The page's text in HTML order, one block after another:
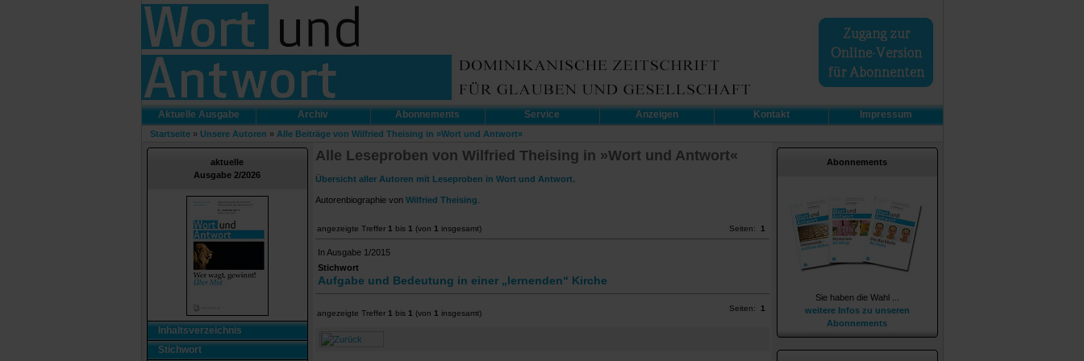
Aktuelle Ausgabe Archiv Abonnements Service Anzeigen Kontakt Impressum
Startseite» Unsere Autoren » Alle Beiträge von Wilfried Theising in »Wort und Antwort«
aktuelle
Ausgabe 2/2026
Inhaltsverzeichnis
Stichwort
Alle Leseproben von Wilfried Theising in »Wort und Antwort«
Übersicht aller Autoren mit Leseproben in Wort und Antwort.
Autorenbiographie von Wilfried Theising
angezeigte Treffer 1 bis 1 (von 1 insgesamt) Seiten: 1
In Ausgabe 1/2015
Stichwort
Aufgabe und Bedeutung in einer „lernenden“ Kirche
angezeigte Treffer 1 bis 1 (von 1 insgesamt)
Seiten: 1
Abonnements
Sie haben die Wahl ...
weitere Infos zu unseren
Abonnements